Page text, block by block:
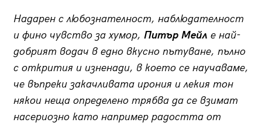
Надарен с любознателност, наблюдателност
и фино чувство за хумор, Питър Мейл е най-
добрият водач в едно вкусно пътуване, пълно
с открития и изненади, в което се научаваме,
че въпреки закачливата ирония и лекия тон
някои неща определено трябва да се взимат
насериозно като например радостта от